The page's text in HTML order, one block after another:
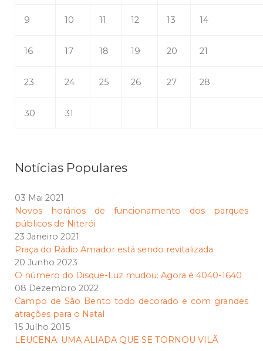
9 10 11 12 13 14
16 17 18 19 20 21
23 24 25 26 27 28
30 31
Notícias Populares
03 Mai 2021
Novos horários de funcionamento dos parques
públicos de Niterói
23 Janeiro 2021
Praça do Rádio Amador está sendo revitalizada
20 Junho 2023
O número do Disque-Luz mudou: Agora é 4040-1640
08 Dezembro 2022
Campo de São Bento todo decorado e com grandes
atrações para o Natal
15 Julho 2015
LEUCENA: UMA ALIADA QUE SE TORNOU VILÃ